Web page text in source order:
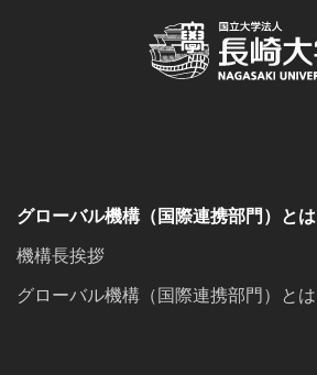
グローバル機構（国際連携部門）とは
機構長挨拶
グローバル機構（国際連携部門）とは